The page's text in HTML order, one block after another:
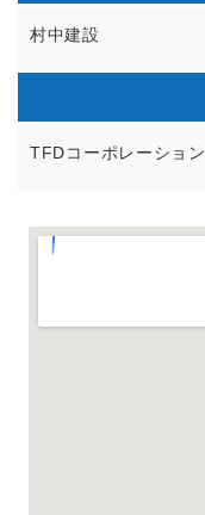
村中建設
TFDコーポレーション